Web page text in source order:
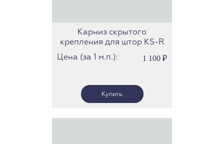
Карниз скрытого
крепления для штор KS-R
(Forest)
Цена (за 1 м.п.): 1 100 ₽